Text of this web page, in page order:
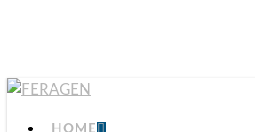
content
Menu HOME